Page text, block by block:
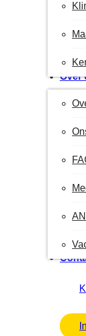
Over